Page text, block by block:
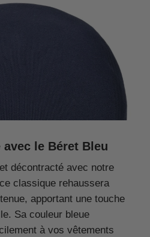
le Béret Bleu
décontracté avec notre
classique rehaussera
apportant une touche
Sa couleur bleue
à vos vêtements